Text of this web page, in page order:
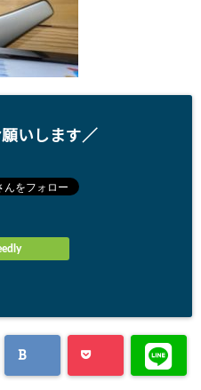
いします／